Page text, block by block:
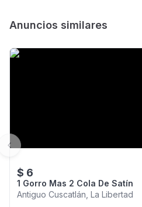
Anuncios similares
$ 6
1 Gorro Mas 2 Cola De Satín
Antiguo Cuscatlán, La Libertad
Previous slide